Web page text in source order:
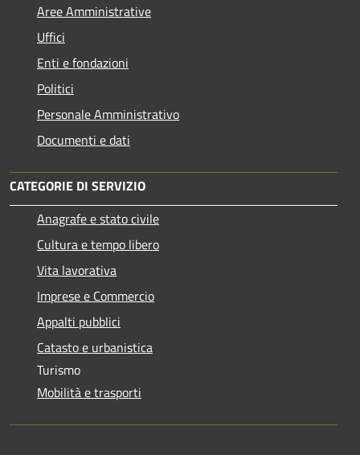
Aree Amministrative
Uffici
Enti e fondazioni
Politici
Personale Amministrativo
Documenti e dati
CATEGORIE DI SERVIZIO
Anagrafe e stato civile
Cultura e tempo libero
Vita lavorativa
Imprese e Commercio
Appalti pubblici
Catasto e urbanistica
Turismo
Mobilità e trasporti